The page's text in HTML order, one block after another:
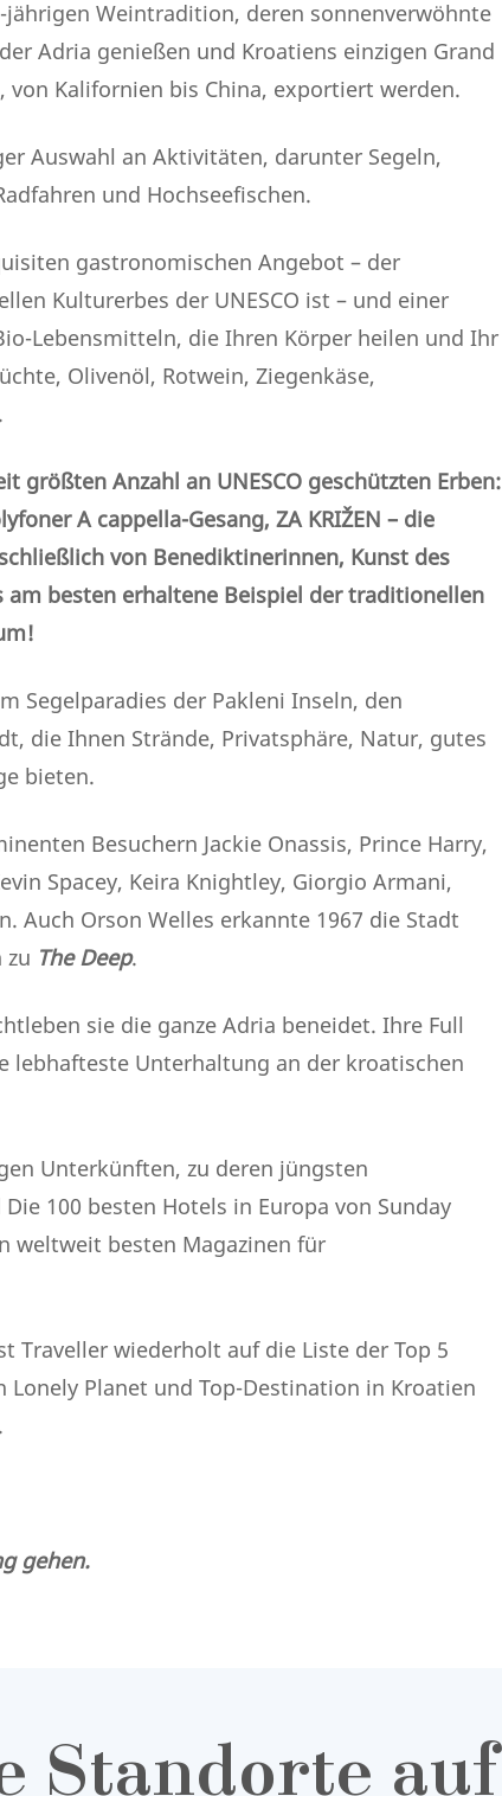
Weintradition, deren sonnenverwöhnte
Adria genießen und Kroatiens einzigen Grand
Kalifornien bis China, exportiert werden.
Auswahl an Aktivitäten, darunter Segeln,
und Hochseefischen.
gastronomischen Angebot – der
Kulturerbes der UNESCO ist – und einer
Lebensmitteln, die Ihren Körper heilen und Ihr
Olivenöl, Rotwein, Ziegenkäse,
größten Anzahl an UNESCO geschützten Erben:
A cappella-Gesang, ZA KRIŽEN – die
von Benediktinerinnen, Kunst des
am besten erhaltene Beispiel der traditionellen
Segelparadies der Pakleni Inseln, den
die Ihnen Strände, Privatsphäre, Natur, gutes
bieten.
Besuchern Jackie Onassis, Prince Harry,
Spacey, Keira Knightley, Giorgio Armani,
Auch Orson Welles erkannte 1967 die Stadt
zu The Deep.
sie die ganze Adria beneidet. Ihre Full
lebhafteste Unterhaltung an der kroatischen
Unterkünften, zu deren jüngsten
100 besten Hotels in Europa von Sunday
weltweit besten Magazinen für
Traveller wiederholt auf die Liste der Top 5
Lonely Planet und Top-Destination in Kroatien
gehen.
Standorte auf